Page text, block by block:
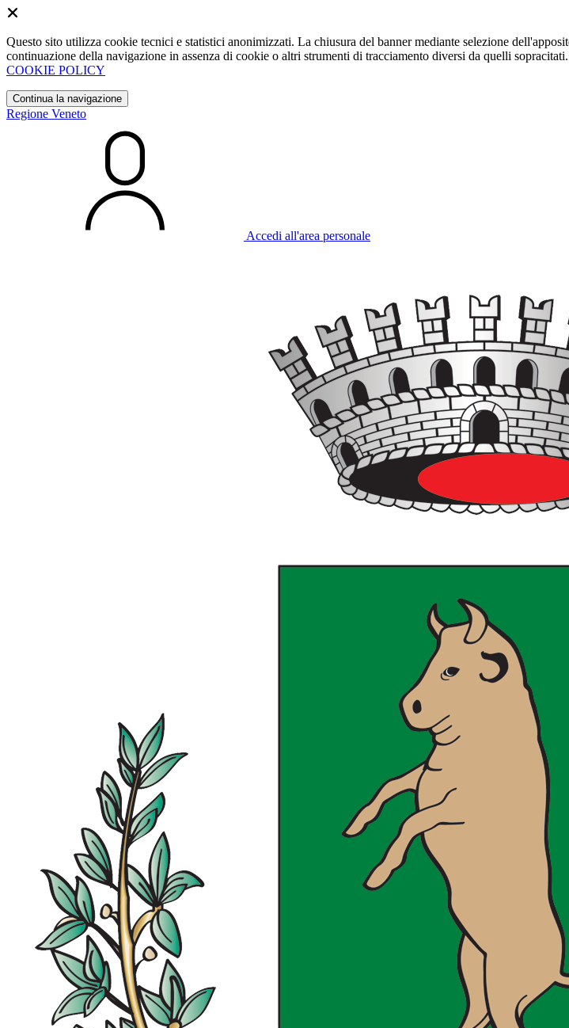
Questo sito utilizza cookie tecnici e statistici anonimizzati. La chiusura del banner mediante selezione
continuazione della navigazione in assenza di cookie o altri strumenti di tracciamento diversi da quelli sopracitati.
COOKIE POLICY
Continua la navigazione
Regione Veneto
Accedi all'area personale